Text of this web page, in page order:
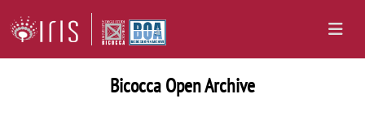
Bicocca Open Archive